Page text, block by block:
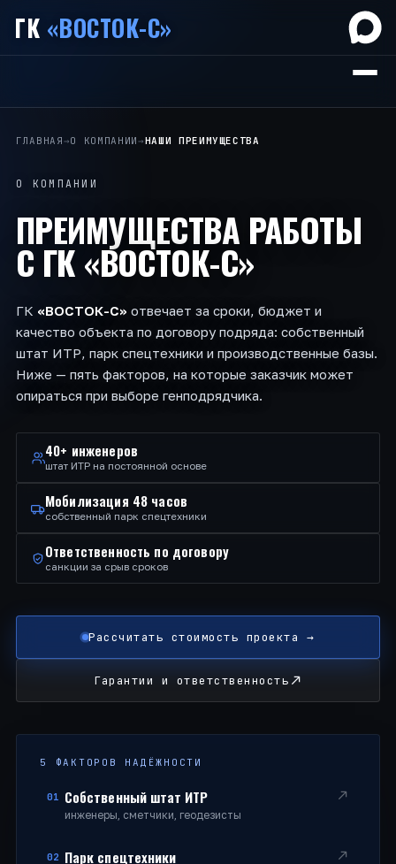
ГК «ВОСТОК-С»
ГЛАВНАЯ→О КОМПАНИИ→НАШИ ПРЕИМУЩЕСТВА
О КОМПАНИИ
ПРЕИМУЩЕСТВА РАБОТЫ
С ГК «ВОСТОК-С»
ГК «ВОСТОК-С» отвечает за сроки, бюджет и
качество объекта по договору подряда: собственный
штат ИТР, парк спецтехники и производственные базы.
Ниже — пять факторов, на которые заказчик может
опираться при выборе генподрядчика.
40+ инженеров
штат ИТР на постоянной основе
Мобилизация 48 часов
собственный парк спецтехники
Ответственность по договору
санкции за срыв сроков
Рассчитать стоимость проекта →
Гарантии и ответственность
5 ФАКТОРОВ НАДЁЖНОСТИ
01 Собственный штат ИТР
инженеры, сметчики, геодезисты
02 Парк спецтехники